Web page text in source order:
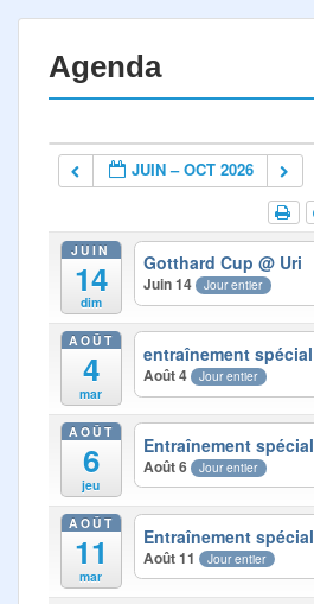
Agenda
JUIN – OCT 2026
JUIN
14
dim
Gotthard Cup@ Uri
Juin 14 Jour entier
AOÛT
4
mar
entraînement spécial
Août 4 Jour entier
AOÛT
6
jeu
Entraînement spécial
Août 6 Jour entier
AOÛT
11
mar
Entraînement spécial
Août 11 Jour entier
Résultats
Inscription
Comité
Photos
Médias
Contact